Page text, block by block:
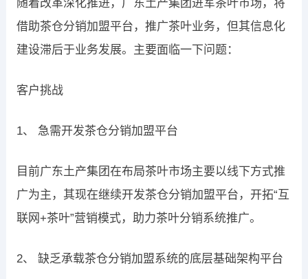
随着改革深化推进，广东土产集团进军茶叶市场，将
借助茶仓分销加盟平台，推广茶叶业务，但其信息化
建设滞后于业务发展。主要面临一下问题：
客户挑战
1、 急需开发茶仓分销加盟平台
目前广东土产集团在布局茶叶市场主要以线下方式推
广为主，其现在继续开发茶仓分销加盟平台，开拓“互
联网+茶叶”营销模式，助力茶叶分销系统推广。
2、 缺乏承载茶仓分销加盟系统的底层基础架构平台